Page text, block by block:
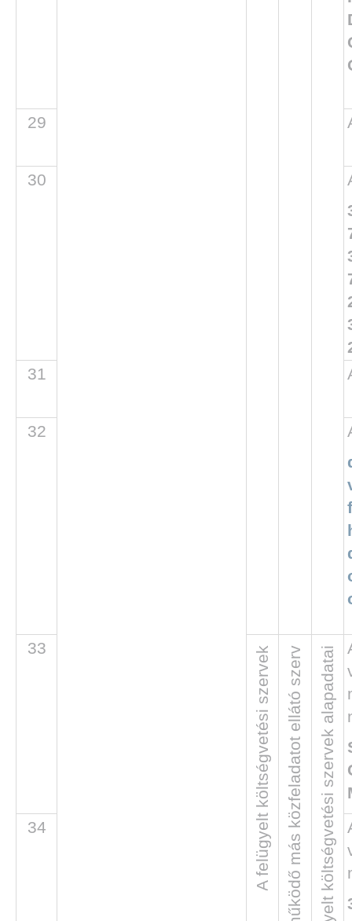
29
30
31
32
33 A felügyelt költségvetési szervek A felügyelt költségvetési szervek alapadatai
34